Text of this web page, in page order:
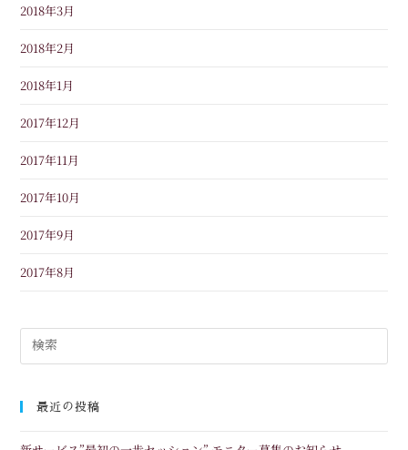
2018年3月
2018年2月
2018年1月
2017年12月
2017年11月
2017年10月
2017年9月
2017年8月
最近の投稿